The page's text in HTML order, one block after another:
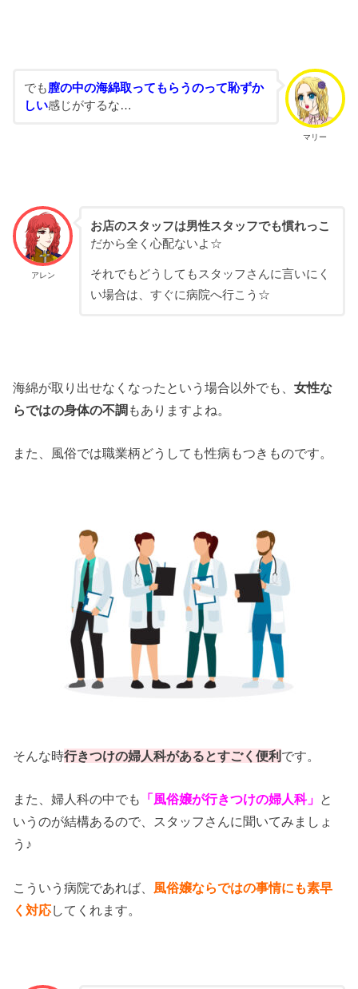
マリー
でも膣の中の海綿取ってもらうのって恥ずか
しい感じがするな…
アレン
お店のスタッフは男性スタッフでも慣れっこ
だから全く心配ないよ☆
それでもどうしてもスタッフさんに言いにく
い場合は、すぐに病院へ行こう☆
海綿が取り出せなくなったという場合以外でも、女性な
らではの身体の不調 もありますよね。
また、風俗では職業柄どうしても性病もつきものです。
そんな時行きつけの婦人科があるとすごく便利 です。
また、婦人科の中でも 「風俗嬢が行きつけの婦人科」 と
いうのが結構あるので、スタッフさんに聞いてみましょ
う♪
こういう病院であれば、 風俗嬢ならではの事情にも素早
く対応してくれます。